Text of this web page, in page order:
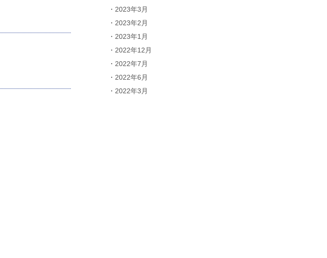
2023年3月
2023年2月
2023年1月
2022年12月
2022年7月
2022年6月
2022年3月